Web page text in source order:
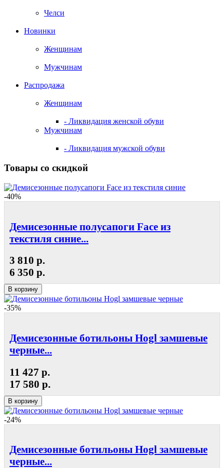
Челси
Новинки
Женщинам
Мужчинам
Распродажа
Женщинам
- Ликвидация женской обуви
Мужчинам
- Ликвидация мужской обуви
Товары со скидкой
-40%
Демисезонные полусапоги Face из
текстиля синие...
3 810 р.
6 350 р.
В корзину
-35%
Демисезонные ботильоны Hogl замшевые
черные...
11 427 р.
17 580 р.
В корзину
-24%
Демисезонные ботильоны Hogl замшевые
черные...